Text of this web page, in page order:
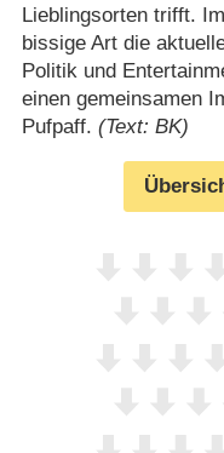
Lieblingsorten trifft.
bissige Art die
Politik und
einen gemeinsamen
Pufpaff. (Text: BK)